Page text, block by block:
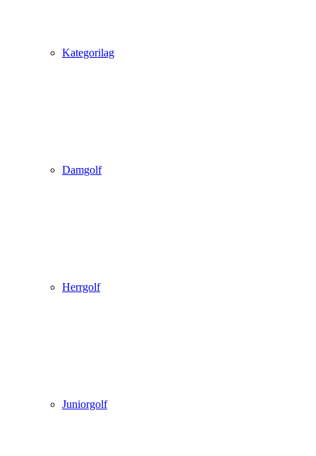
Kategorilag
Damgolf
Herrgolf
Juniorgolf